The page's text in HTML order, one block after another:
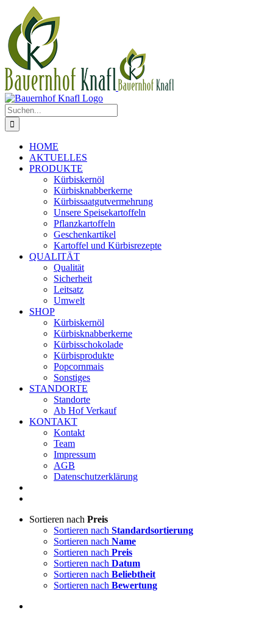
Inhalt
springen
Suche
nach:
HOME
AKTUELLES
PRODUKTE
Kürbiskernöl
Kürbisknabberkerne
Kürbissaatgutvermehrung
Unsere Speisekartoffeln
Pflanzkartoffeln
Geschenkartikel
Kartoffel und Kürbisrezepte
QUALITÄT
Qualität
Sicherheit
Leitsatz
Umwelt
SHOP
Kürbiskernöl
Kürbisknabberkerne
Kürbisschokolade
Kürbisprodukte
Popcornmais
Sonstiges
STANDORTE
Standorte
Ab Hof Verkauf
KONTAKT
Kontakt
Team
Impressum
AGB
Datenschutzerklärung
Sortieren nach Preis
Sortieren nach Standardsortierung
Sortieren nach Name
Sortieren nach Preis
Sortieren nach Datum
Sortieren nach Beliebtheit
Sortieren nach Bewertung